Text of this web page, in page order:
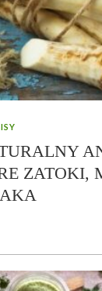
ZATOKI,